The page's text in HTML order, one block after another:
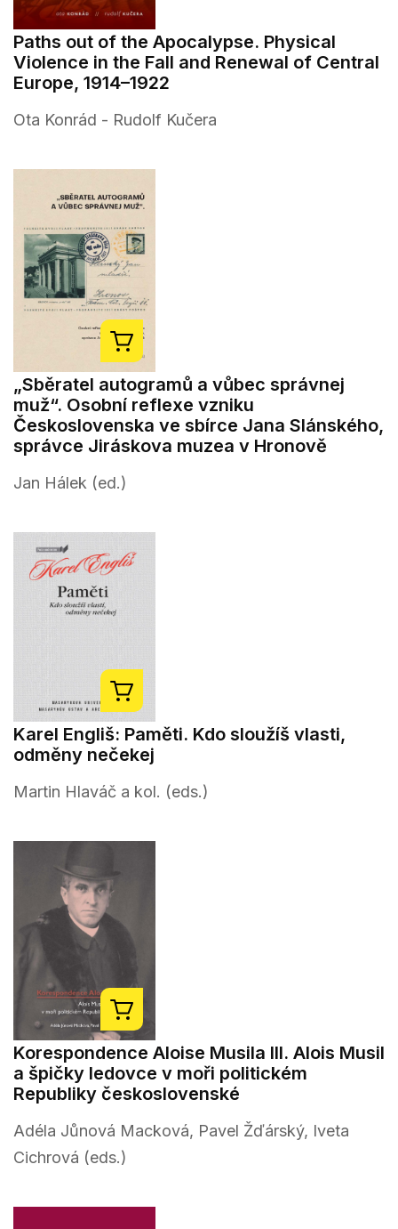
Paths out of the Apocalypse. Physical
Violence in the Fall and Renewal of Central
Europe, 1914–1922
Ota Konrád - Rudolf Kučera
„Sběratel autogramů a vůbec správnej
muž“. Osobní reflexe vzniku
Československa ve sbírce Jana Slánského,
správce Jiráskova muzea v Hronově
Jan Hálek (ed.)
Karel Engliš: Paměti. Kdo sloužíš vlasti,
odměny nečekej
Martin Hlaváč a kol. (eds.)
Korespondence Aloise Musila III. Alois Musil
a špičky ledovce v moři politickém
Republiky československé
Adéla Jůnová Macková, Pavel Žďárský, Iveta
Cichrová (eds.)